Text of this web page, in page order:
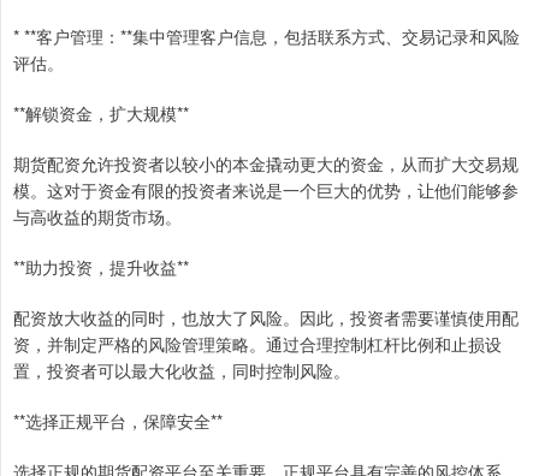
* **客户管理：**集中管理客户信息，包括联系方式、交易记录和风险
评估。
**解锁资金，扩大规模**
期货配资允许投资者以较小的本金撬动更大的资金，从而扩大交易规
模。这对于资金有限的投资者来说是一个巨大的优势，让他们能够参
与高收益的期货市场。
**助力投资，提升收益**
配资放大收益的同时，也放大了风险。因此，投资者需要谨慎使用配
资，并制定严格的风险管理策略。通过合理控制杠杆比例和止损设
置，投资者可以最大化收益，同时控制风险。
**选择正规平台，保障安全**